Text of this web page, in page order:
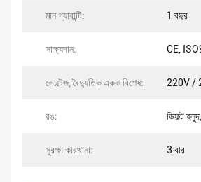
মান গ্যারান্টি: 1 বছর
সাক্ষ্যদান: CE,
ভোল্টেজ, বৈদ্যুতিক একক বিশেষ: 220V /
রঙ: ডিফল্ট
সুরক্ষা কারখানা: 3 বার